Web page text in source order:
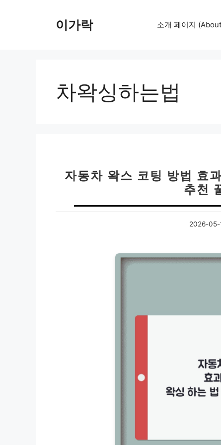
이가락 소개 페이지
차왁싱하는법
자동차 왁스 코팅 방법 효
추천
2026-05-